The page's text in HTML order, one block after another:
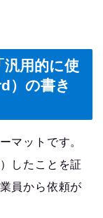
用的に使
）の書き
マットです。
したことを証
員から依頼が